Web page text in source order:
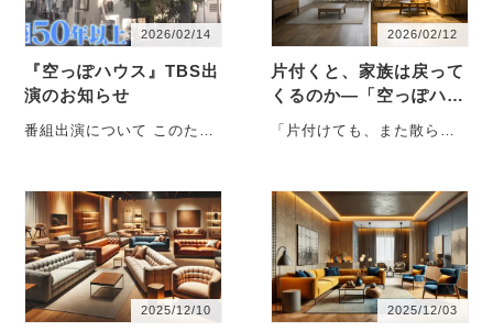
2026/02/14
『空っぽハウス』TBS出
演のお知らせ
番組出演について このた
悩めるお家・・・
2026/02/12
片付くと、家族は戻って
くるのか―「空っぽハウ
ス」放送前に、少しだけ
お話します ―
「片付けても、また散らか
ス」で出会・・・
2025/12/10 2025/12/03